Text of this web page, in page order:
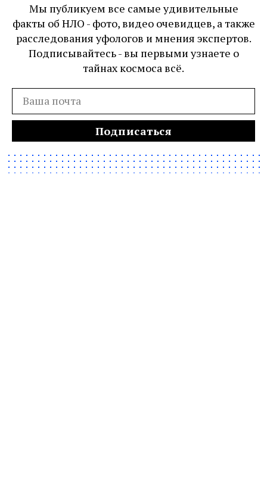
Мы публикуем все самые удивительные
факты об НЛО - фото, видео очевидцев, а также
расследования уфологов и мнения экспертов.
Подписывайтесь - вы первыми узнаете о
тайнах космоса всё.
Подписаться